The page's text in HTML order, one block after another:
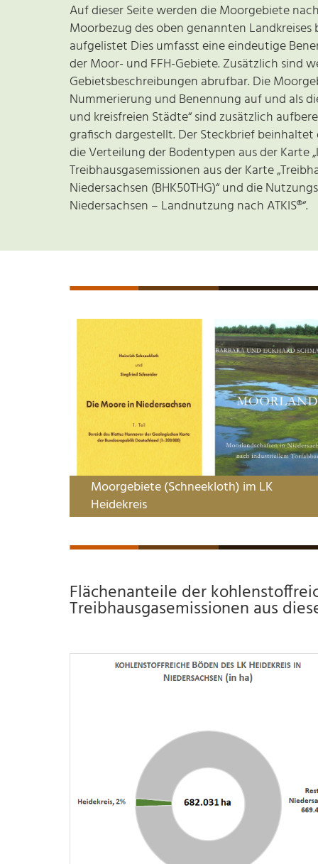
Auf dieser Seite werden die Moorgebiete
Moorbezug des oben genannten
aufgelistet Dies umfasst eine eindeutige
der Moor- und FFH-Gebiete. Zusätzlich sind
Gebietsbeschreibungen abrufbar. Die
Nummerierung und Benennung auf und als
und kreisfreien Städte“ sind zusätzlich
grafisch dargestellt. Der Steckbrief
die Verteilung der Bodentypen aus der Karte
Treibhausgasemissionen aus der Karte
Niedersachsen (BHK50THG)“ und die
Niedersachsen – Landnutzung nach ATKIS®“.
Moorgebiete (Schneekloth) im LK
Heidekreis
Flächenanteile der
Treibhausgasemissionen aus